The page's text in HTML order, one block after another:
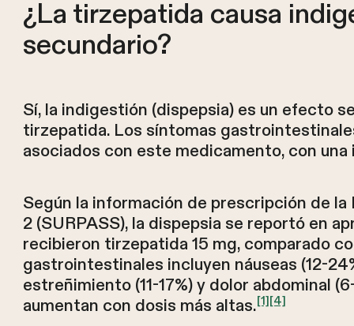
¿La tirzepatida causa
secundario?
Sí, la indigestión (dispepsia) es un efecto
tirzepatida. Los síntomas
asociados con este medicamento, con
Según la información de prescripción de
2 (SURPASS), la dispepsia se reportó en
recibieron tirzepatida 15 mg, comparado
gastrointestinales incluyen náuseas (12-
estreñimiento (11-17%) y dolor abdominal
aumentan con dosis más altas.[1][4]